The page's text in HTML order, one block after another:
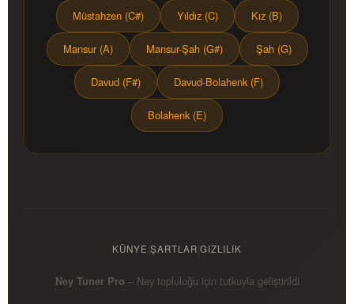
Müstahzen (C#) Yıldız (C) Kız (B)
Mansur (A) Mansur-Şah (G#) Şah (G)
Davud (F#) Davud-Bolahenk (F)
Bolahenk (E)
KÜNYE|ŞARTLAR|GIZLILIK
Ney Tuner Pro – Ney topluluğu için tutkuyla geliştirildi